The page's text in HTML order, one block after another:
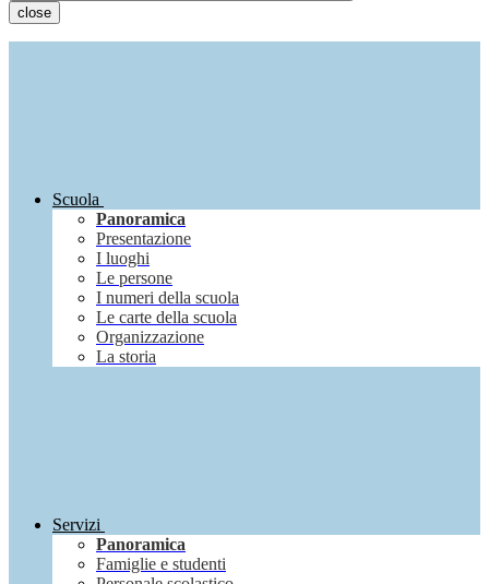
close
Scuola
Panoramica
Presentazione
I luoghi
Le persone
I numeri della scuola
Le carte della scuola
Organizzazione
La storia
Servizi
Panoramica
Famiglie e studenti